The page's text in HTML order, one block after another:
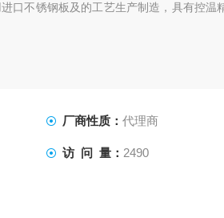
口不锈钢板及的工艺生产制造，具有控温
厂商性质： 代理商
访 问 量： 2490